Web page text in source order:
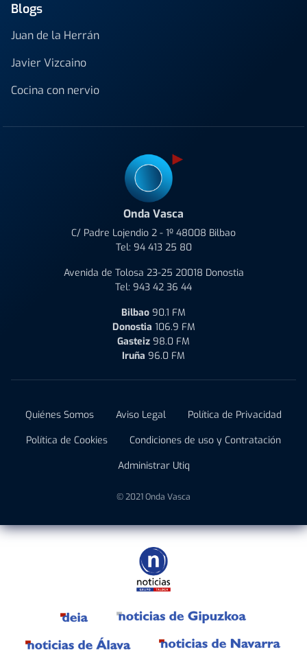
Blogs
Juan de la Herrán
Javier Vizcaino
Cocina con nervio
Onda Vasca
C/ Padre Lojendio 2 - 1º 48008 Bilbao
Tel: 94 413 25 80
Avenida de Tolosa 23-25 20018 Donostia
Tel: 943 42 36 44
Bilbao 90.1 FM
Donostia 106.9 FM
Gasteiz 98.0 FM
Iruña 96.0 FM
Quiénes Somos Aviso Legal
Política de Privacidad
Política de Cookies
Condiciones de uso y Contratación
Administrar Utiq
© 2021 Onda Vasca